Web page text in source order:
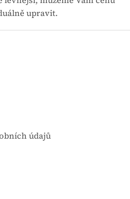
y
v
ý
upravit.
údajů